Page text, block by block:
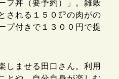
フ丼（要予約）」。雑穀
される１５０㌘の肉がの
プ付きで１３００円で提
ませる田口さん。利用